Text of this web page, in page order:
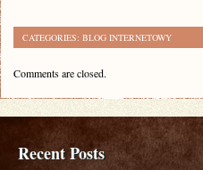
CATEGORIES: BLOG INTERNETOWY
Comments are closed.
Recent Posts